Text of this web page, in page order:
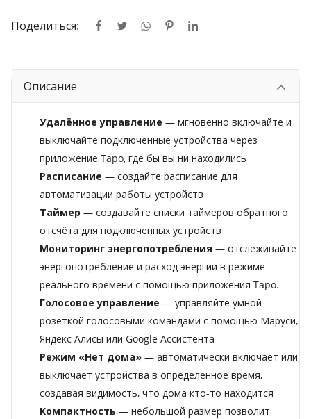
Поделиться:
Описание
Удалённое управление — мгновенно включайте и
выключайте подключенные устройства через
приложение Tapo, где бы вы ни находились
Расписание — создайте расписание для
автоматизации работы устройств
Таймер — создавайте списки таймеров обратного
отсчёта для подключенных устройств
Мониторинг энергопотребления — отслеживайте
энергопотребление и расход энергии в режиме
реального времени с помощью приложения Tapo.
Голосовое управление — управляйте умной
розеткой голосовыми командами с помощью Маруси,
Яндекс Алисы или Google Ассистента
Режим «Нет дома» — автоматически включает или
выключает устройства в определённое время,
создавая видимость, что дома кто-то находится
Компактность — небольшой размер позволит